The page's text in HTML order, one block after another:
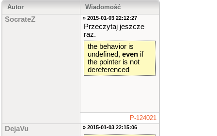
Autor
Wiadomość
SocrateZ » 2015-01-03 22:12:27
Przeczytaj jeszcze
raz.
the behavior is
undefined, even if
the pointer is not
dereferenced
P-124021
DejaVu » 2015-01-03 22:15:06